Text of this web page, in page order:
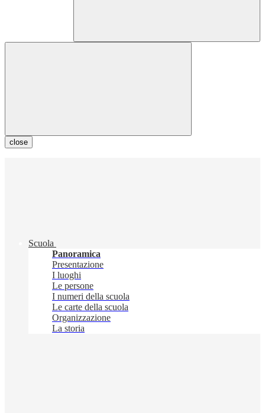
close
Scuola
Panoramica
Presentazione
I luoghi
Le persone
I numeri della scuola
Le carte della scuola
Organizzazione
La storia